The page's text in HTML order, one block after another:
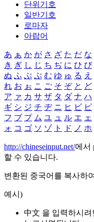
단위기호
일반기호
로마자
아랍어
あ ぁ か が さ ざ た だ な
き ぎ し じ ち ぢ に ひ び
ぬ ふ ぶ ぷ む ゆ ゅ る え
れ お ぉ こ ご そ ぞ と ど
ア ァ カ サ ザ タ ダ ナ ハ
ギ シ ジ チ ヂ ニ ヒ ビ ピ
フ ブ プ ム ユ ュ ル エ ェ
ォ コ ゴ ソ ゾ ト ド ノ ホ
http://chineseinput.net/에서
할 수 있습니다.
변환된 중국어를 복사하
예시)
中文 을 입력하시려